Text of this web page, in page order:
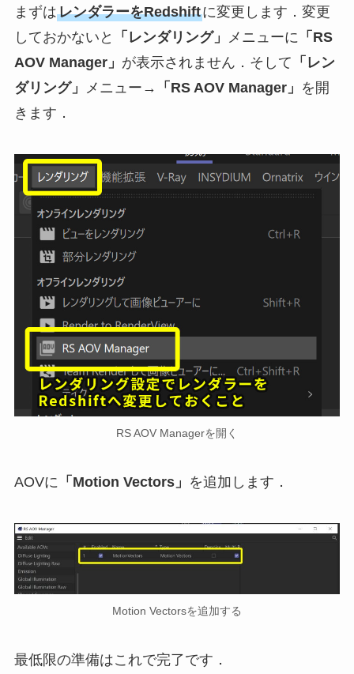
まずはレンダラーをRedshiftに変更します．変更
しておかないと
「レンダリング」 メニューに 「RS
AOV Manager」 が表示されません．そして 「レン
ダリング」 メニュー→ 「RS AOV Manager」 を開
きます．
RS AOV Managerを開く
AOVに 「Motion Vectors」 を追加します．
Motion Vectorsを追加する
最低限の準備はこれで完了です．